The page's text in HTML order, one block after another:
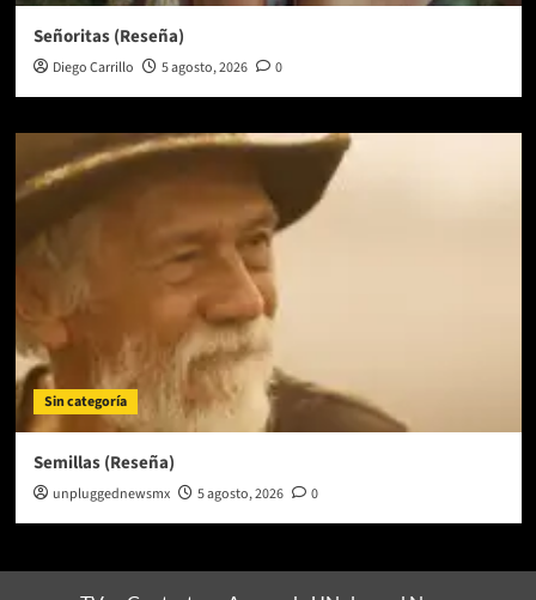
Señoritas (Reseña)
Diego Carrillo 5 agosto, 2026 0
Sin categoría
Semillas (Reseña)
unpluggednewsmx 5 agosto, 2026 0